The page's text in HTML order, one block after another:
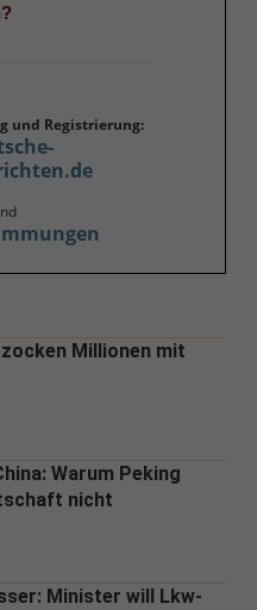
und Registrierung:
Millionen mit
Warum Peking
nicht
Minister will Lkw-